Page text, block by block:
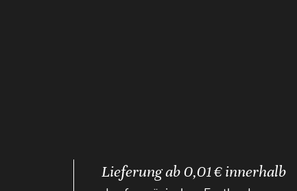
Lieferung ab 0,01 € innerhalb